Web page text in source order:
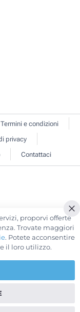
Termini e condizioni
privacy
Contattaci
proporvi offerte
Trovate maggiori
. Potete acconsentire
il loro utilizzo.